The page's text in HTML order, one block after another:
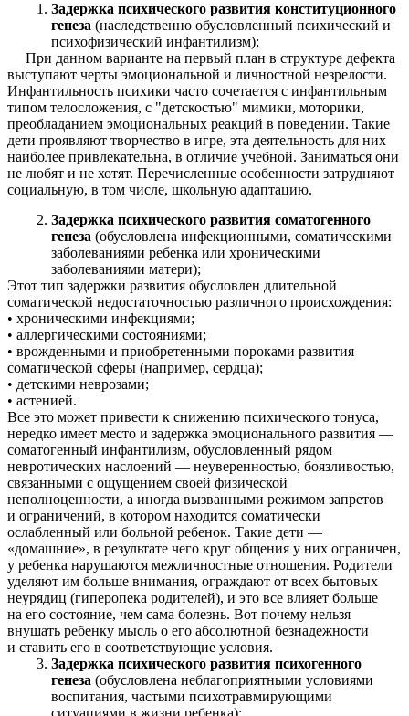
Задержка психического развития конституционного
генеза (наследственно обусловленный психический и
психофизический инфантилизм);
При данном варианте на первый план в структуре дефекта
выступают черты эмоциональной и личностной незрелости.
Инфантильность психики часто сочетается с инфантильным
типом телосложения, с "детскостью" мимики, моторики,
преобладанием эмоциональных реакций в поведении. Такие
дети проявляют творчество в игре, эта деятельность для них
наиболее привлекательна, в отличие учебной. Заниматься они
не любят и не хотят. Перечисленные особенности затрудняют
социальную, в том числе, школьную адаптацию.
Задержка психического развития соматогенного
генеза (обусловлена инфекционными, соматическими
заболеваниями ребенка или хроническими
заболеваниями матери);
Этот тип задержки развития обусловлен длительной
соматической недостаточностью различного происхождения:
• хроническими инфекциями;
• аллергическими состояниями;
• врожденными и приобретенными пороками развития
соматической сферы (например, сердца);
• детскими неврозами;
• астенией.
Все это может привести к снижению психического тонуса,
нередко имеет место и задержка эмоционального развития —
соматогенный инфантилизм, обусловленный рядом
невротических наслоений — неуверенностью, боязливостью,
связанными с ощущением своей физической
неполноценности, а иногда вызванными режимом запретов
и ограничений, в котором находится соматически
ослабленный или больной ребенок. Такие дети —
«домашние», в результате чего круг общения у них ограничен,
у ребенка нарушаются межличностные отношения. Родители
уделяют им больше внимания, ограждают от всех бытовых
неурядиц (гиперопека родителей), и это все влияет больше
на его состояние, чем сама болезнь. Вот почему нельзя
внушать ребенку мысль о его абсолютной безнадежности
и ставить его в соответствующие условия.
Задержка психического развития психогенного
генеза (обусловлена неблагоприятными условиями
воспитания, частыми психотравмирующими
ситуациями в жизни ребенка);